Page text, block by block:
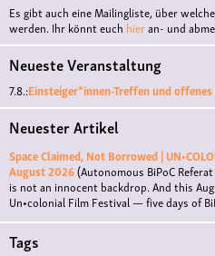
Es gibt auch eine Mailingliste, über
werden. Ihr könnt euch hieran- und
Neueste Veranstaltung
7.8.:Einsteiger*innen-Treffen und
Neuester Artikel
Space Claimed, Not Borrowed |
August 2026(Autonomous BiPoC
is not an innocent backdrop. And this
Un•colonial Film Festival — five days of
Tags